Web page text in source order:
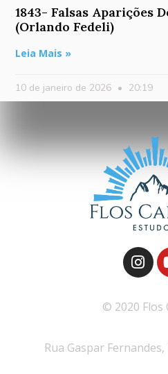
1843- Falsas Aparições
(Orlando Fedeli)
Leia Mais »
10 de janeiro de 2026 20:19
© 2020 Flos
Rua Gaspar Fernandes,